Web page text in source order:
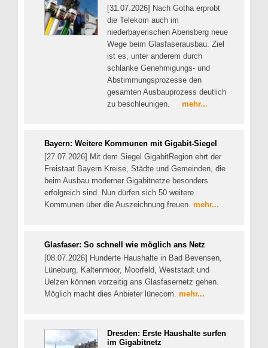
[31.07.2026] Nach Gotha erprobt
die Telekom auch im
niederbayerischen Abensberg neue
Wege beim Glasfaserausbau. Ziel
ist es, unter anderem durch
schlanke Genehmigungs- und
Abstimmungsprozesse den
gesamten Ausbauprozess deutlich
zu beschleunigen. mehr...
Bayern: Weitere Kommunen mit Gigabit-Siegel
[27.07.2026] Mit dem Siegel GigabitRegion ehrt der
Freistaat Bayern Kreise, Städte und Gemeinden, die
beim Ausbau moderner Gigabitnetze besonders
erfolgreich sind. Nun dürfen sich 50 weitere
Kommunen über die Auszeichnung freuen. mehr...
Glasfaser: So schnell wie möglich ans Netz
[08.07.2026] Hunderte Haushalte in Bad Bevensen,
Lüneburg, Kaltenmoor, Moorfeld, Weststadt und
Uelzen können vorzeitig ans Glasfasernetz gehen.
Möglich macht dies Anbieter lünecom. mehr...
Dresden: Erste Haushalte surfen
im Gigabitnetz